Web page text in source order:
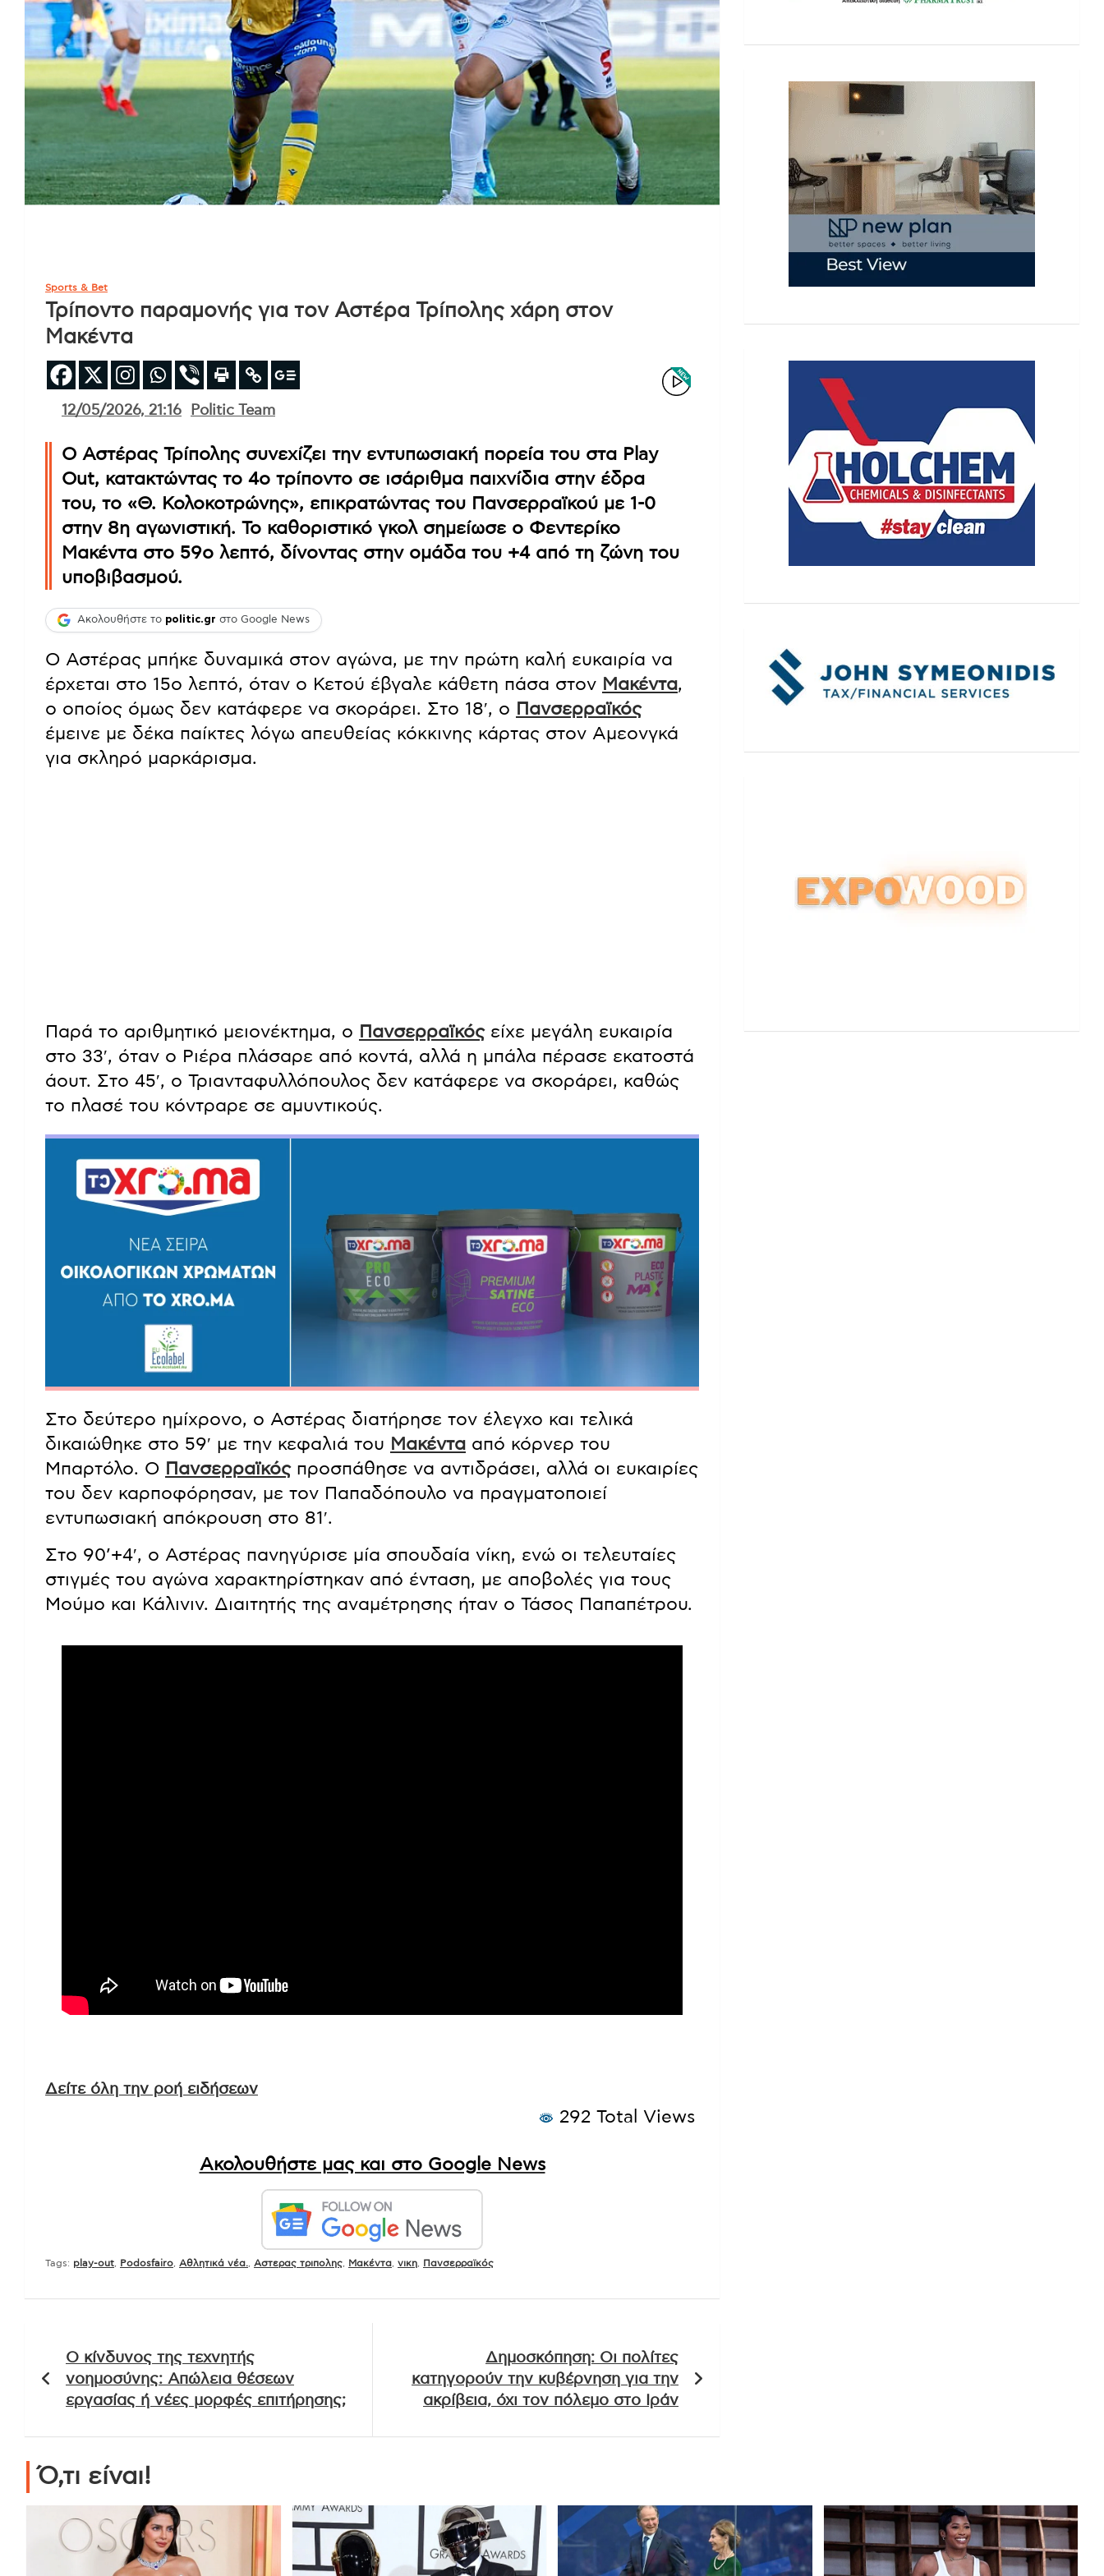
Sports & Bet
Τρίποντο παραμονής για τον Αστέρα Τρίπολης χάρη στον
Μακέντα
12/05/2026, 21:16 Politic Team
Ο Αστέρας Τρίπολης συνεχίζει την εντυπωσιακή πορεία του στα Play
Out, κατακτώντας το 4ο τρίποντο σε ισάριθμα παιχνίδια στην έδρα
του, το «Θ. Κολοκοτρώνης», επικρατώντας του Πανσερραϊκού με 1-0
στην 8η αγωνιστική. Το καθοριστικό γκολ σημείωσε ο Φεντερίκο
Μακέντα στο 59ο λεπτό, δίνοντας στην ομάδα του +4 από τη ζώνη του
υποβιβασμού.
Ακολουθήστε το politic.gr στο Google News
Ο Αστέρας μπήκε δυναμικά στον αγώνα, με την πρώτη καλή ευκαιρία να
έρχεται στο 15ο λεπτό, όταν ο Κετού έβγαλε κάθετη πάσα στον Μακέντα,
ο οποίος όμως δεν κατάφερε να σκοράρει. Στο 18′, ο Πανσερραϊκός
έμεινε με δέκα παίκτες λόγω απευθείας κόκκινης κάρτας στον Αμεονγκά
για σκληρό μαρκάρισμα.
Παρά το αριθμητικό μειονέκτημα, ο Πανσερραϊκόςείχε μεγάλη ευκαιρία
στο 33′, όταν ο Ριέρα πλάσαρε από κοντά, αλλά η μπάλα πέρασε εκατοστά
άουτ. Στο 45′, ο Τριανταφυλλόπουλος δεν κατάφερε να σκοράρει, καθώς
το πλασέ του κόντραρε σε αμυντικούς.
Στο δεύτερο ημίχρονο, ο Αστέρας διατήρησε τον έλεγχο και τελικά
δικαιώθηκε στο 59′ με την κεφαλιά του Μακέντα από κόρνερ του
Μπαρτόλο. Ο Πανσερραϊκόςπροσπάθησε να αντιδράσει, αλλά οι ευκαιρίες
του δεν καρποφόρησαν, με τον Παπαδόπουλο να πραγματοποιεί
εντυπωσιακή απόκρουση στο 81′.
Στο 90’+4′, ο Αστέρας πανηγύρισε μία σπουδαία νίκη, ενώ οι τελευταίες
στιγμές του αγώνα χαρακτηρίστηκαν από ένταση, με αποβολές για τους
Μούμο και Κάλινιν. Διαιτητής της αναμέτρησης ήταν ο Τάσος Παπαπέτρου.
Δείτε όλη την ροή ειδήσεων
292 Total Views
Ακολουθήστε μας και στο Google News
Tags: play-out Podosfairo Αθλητικά νέα. Αστερας τριπολης Μακέντα νικη Πανσερραϊκός
άρθρων
Ο κίνδυνος της τεχνητής
νοημοσύνης: Απώλεια θέσεων
εργασίας ή νέες μορφές επιτήρησης;
Δημοσκόπηση: Οι πολίτες
κατηγορούν την κυβέρνηση για την
ακρίβεια, όχι τον πόλεμο στο Ιράν
Ό,τι είναι!